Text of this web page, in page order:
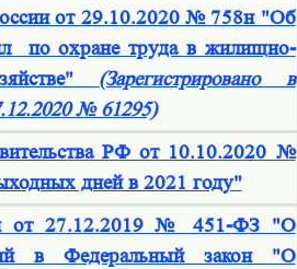
от 29.10.2020 № 758н "Об
по охране труда в жилищно-
(Зарегистрировано в
№ 61295)
РФ от 10.10.2020 №
дней в 2021 году"
от 27.12.2019 № 451-ФЗ "О
в Федеральный закон "О